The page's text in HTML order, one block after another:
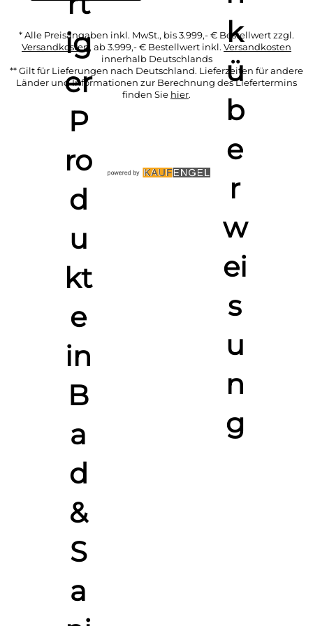
* Alle Preisangaben inkl. MwSt., bis 3.999,- € Bestellwert zzgl.
Versandkosten , ab 3.999,- € Bestellwert inkl. Versandkosten
innerhalb Deutschlands
** Gilt für Lieferungen nach Deutschland. Lieferzeiten für andere
Länder und Informationen zur Berechnung des Liefertermins
finden Sie hier.